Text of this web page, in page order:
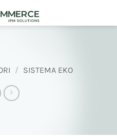
/ SISTEMA EKO